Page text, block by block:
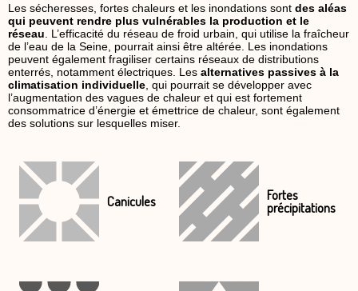
Les sécheresses, fortes chaleurs et les inondations sont des aléas
qui peuvent rendre plus vulnérables la production et le
réseau . L’efficacité du réseau de froid urbain, qui utilise la fraîcheur
de l’eau de la Seine, pourrait ainsi être altérée. Les inondations
peuvent également fragiliser certains réseaux de distributions
enterrés, notamment électriques. Les alternatives passives à la
climatisation individuelle , qui pourrait se développer avec
l’augmentation des vagues de chaleur et qui est fortement
consommatrice d’énergie et émettrice de chaleur, sont également
des solutions sur lesquelles miser.
Canicules Fortes
précipitations